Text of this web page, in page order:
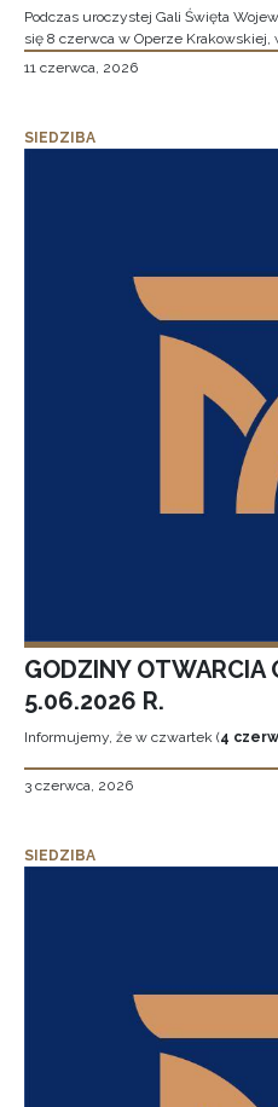
Podczas uroczystej Gali Święta
się 8 czerwca w Operze
11 czerwca, 2026
SIEDZIBA
GODZINY OTWARCIA
5.06.2026 R.
Informujemy, że w czwartek (4
3 czerwca, 2026
SIEDZIBA